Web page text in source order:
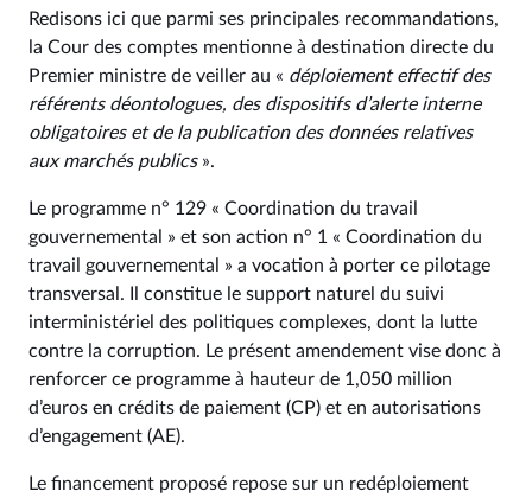
Redisons ici que parmi ses principales recommandations,
la Cour des comptes mentionne à destination directe du
Premier ministre de veiller au « déploiement effectif des
référents déontologues, des dispositifs d’alerte interne
obligatoires et de la publication des données relatives
aux marchés publics».
Le programme n° 129 « Coordination du travail
gouvernemental » et son action n° 1 « Coordination du
travail gouvernemental » a vocation à porter ce pilotage
transversal. Il constitue le support naturel du suivi
interministériel des politiques complexes, dont la lutte
contre la corruption. Le présent amendement vise donc à
renforcer ce programme à hauteur de 1,050 million
d’euros en crédits de paiement (CP) et en autorisations
d’engagement (AE).
Le financement proposé repose sur un redéploiement